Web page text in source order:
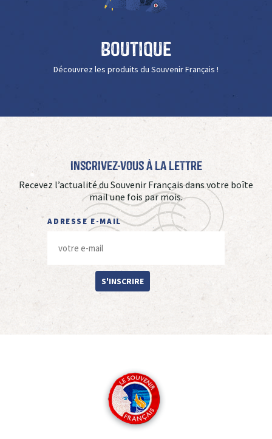
Boutique
Découvrez les produits du Souvenir Français !
Inscrivez-vous à La Lettre
Recevez l’actualité du Souvenir Français dans votre boîte
mail une fois par mois.
ADRESSE E-MAIL
S'INSCRIRE